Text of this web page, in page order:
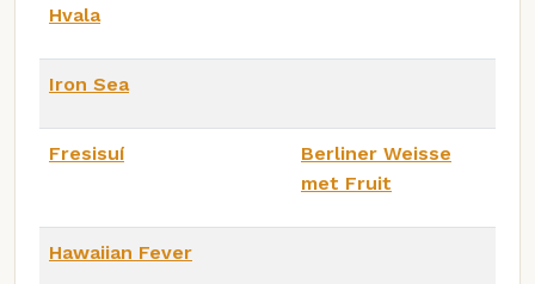
Hvala
Iron Sea
Fresisuí
Berliner Weisse
met Fruit
Hawaiian Fever